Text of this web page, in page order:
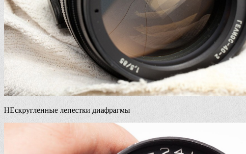
НЕскругленные лепестки диафрагмы